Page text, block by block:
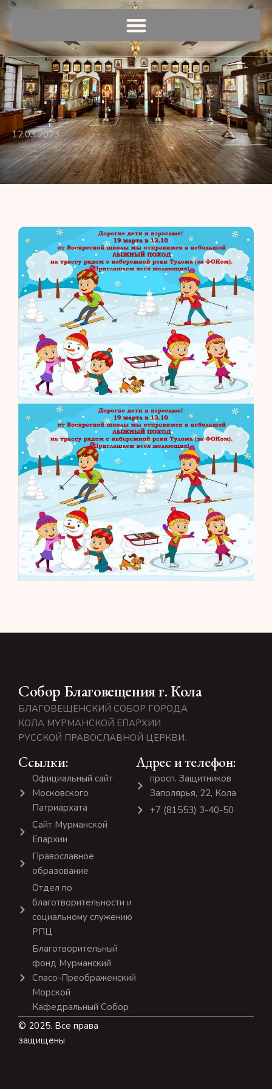
12.03.2023
Собор Благовещения г. Кола
БЛАГОВЕЩЕНСКИЙ СОБОР ГОРОДА
КОЛА МУРМАНСКОЙ ЕПАРХИИ
РУССКОЙ ПРАВОСЛАВНОЙ ЦЕРКВИ.
Ссылки:
Официальный сайт
Московского
Патриархата
Сайт Мурманской
Епархии
Православное
образование
Отдел по
благотворительности и
социальному служению
РПЦ
Благотворительный
фонд Мурманский
Спасо-Преображенский
Морской
Кафедральный Собор
Адрес и телефон:
просп. Защитников
Заполярья, 22, Кола
+7 (81553) 3-40-50
© 2025. Все права
защищены